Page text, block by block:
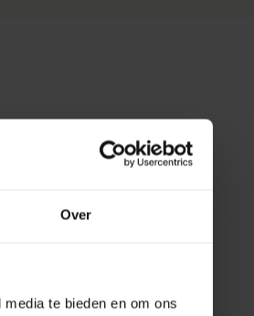
Over
te bieden en om ons